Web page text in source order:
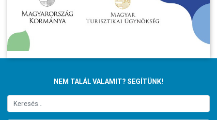
NEM TALÁL VALAMIT? SEGÍTÜNK!